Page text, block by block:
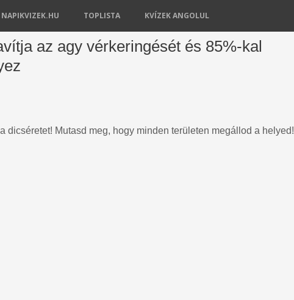
NAPIKVIZEK.HU TOPLISTA KVÍZEK ANGOLUL
az agy vérkeringését és 85%-kal
dicséretet! Mutasd meg, hogy minden területen megállod a helyed!